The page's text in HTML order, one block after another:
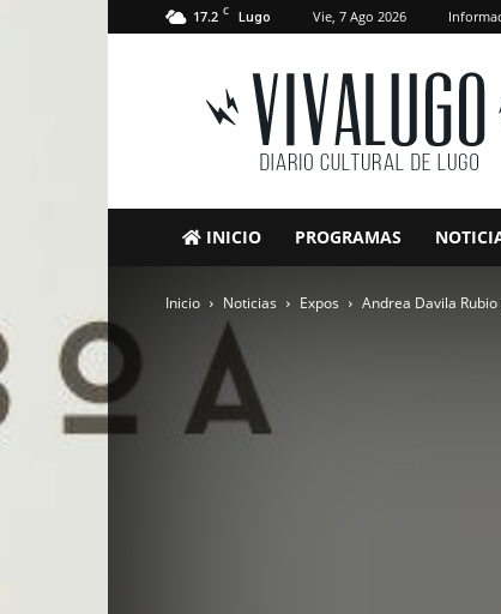
17.2 C Lugo Vie, 7 Ago 2026
VivaLugo
INICIO PROGRAMAS
Inicio Noticias Expos Andrea Davila